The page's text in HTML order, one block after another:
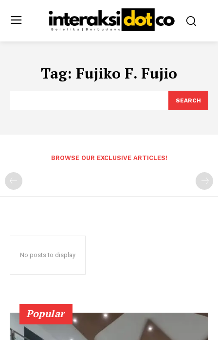
Tag: Fujiko F. Fujio
SEARCH
BROWSE OUR EXCLUSIVE ARTICLES!
No posts to display
Popular